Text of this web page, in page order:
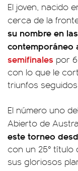
El joven, nacido
cerca de la
su nombre en
contemporáneo
semifinales por
con lo que le
triunfos
El número uno
Abierto de
este torneo
con un 25° título
sus gloriosos